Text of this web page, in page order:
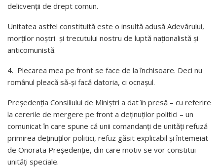
delicvenții de drept comun.
Unitatea astfel constituită este o insultă adusă Adevărului,
morților noștri și trecutului nostru de luptă naționalistă și
anticomunistă.
4. Plecarea mea pe front se face de la închisoare. Deci nu
românul pleacă să-și facă datoria, ci ocnașul.
Președenția Consiliului de Miniștri a dat în presă – cu referire
la cererile de mergere pe front a deținuților politici – un
comunicat în care spune că unii comandanți de unități refuză
primirea deținuților politici, refuz găsit explicabil și întemeiat
de Onorata Președenție, din care motiv se vor constitui
unități speciale.